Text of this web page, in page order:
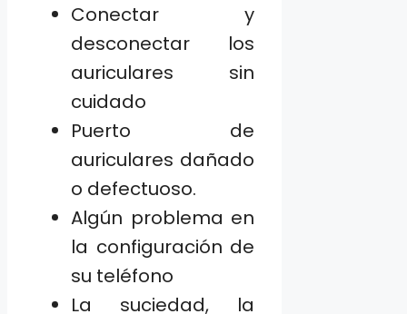
Conectar y
desconectar los
auriculares sin
cuidado
Puerto de
auriculares dañado
o defectuoso.
Algún problema en
la configuración de
su teléfono
La suciedad, la